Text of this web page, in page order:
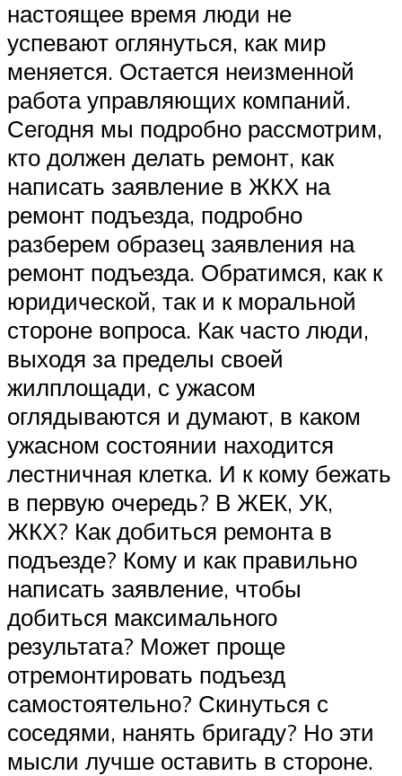
настоящее время люди не
успевают оглянуться, как мир
меняется. Остается неизменной
работа управляющих компаний.
Сегодня мы подробно рассмотрим,
кто должен делать ремонт, как
написать заявление в ЖКХ на
ремонт подъезда, подробно
разберем образец заявления на
ремонт подъезда. Обратимся, как к
юридической, так и к моральной
стороне вопроса. Как часто люди,
выходя за пределы своей
жилплощади, с ужасом
оглядываются и думают, в каком
ужасном состоянии находится
лестничная клетка. И к кому бежать
в первую очередь? В ЖЕК, УК,
ЖКХ? Как добиться ремонта в
подъезде? Кому и как правильно
написать заявление, чтобы
добиться максимального
результата? Может проще
отремонтировать подъезд
самостоятельно? Скинуться с
соседями, нанять бригаду? Но эти
мысли лучше оставить в стороне.